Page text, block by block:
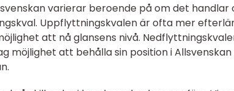
varierar beroende på om det
Uppflyttningskvalen är ofta mer
att nå glansens nivå.
möjlighet att behålla sin position i